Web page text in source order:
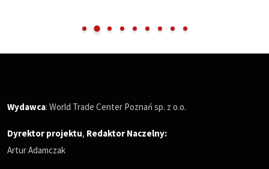
Wydawca: World Trade Center Poznań sp. z o.o.
Dyrektor projektu, Redaktor Naczelny:
Artur Adamczak